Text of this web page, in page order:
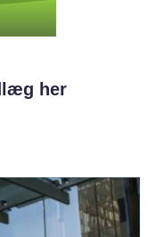
her